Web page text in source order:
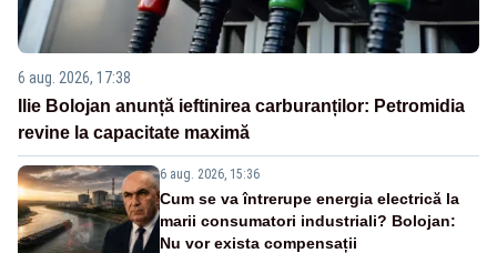
6 aug. 2026, 17:38
Ilie Bolojan anunță ieftinirea carburanților: Petromidia
revine la capacitate maximă
6 aug. 2026, 15:36
Cum se va întrerupe energia electrică la
marii consumatori industriali? Bolojan:
Nu vor exista compensații